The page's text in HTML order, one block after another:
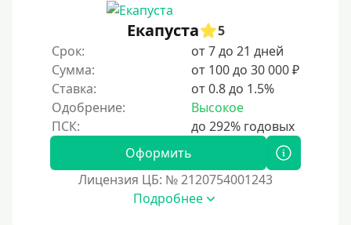
Екапуста
5
Срок:
от 7 до 21 дней
Сумма:
от 100 до 30 000 ₽
Ставка:
от 0.8 до 1.5%
Одобрение:
Высокое
Оформить
Лицензия ЦБ: № 2120754001243
Подробнее